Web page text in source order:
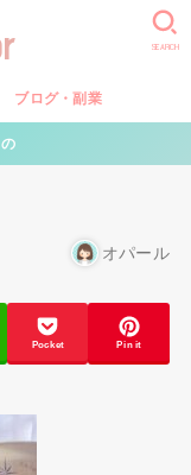
ブログ・副業
SEARCH
オパール
Pocket Pin it